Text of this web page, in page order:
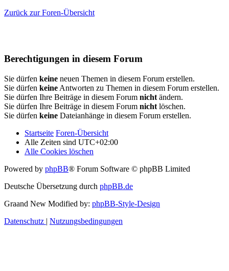
Zurück zur Foren-Übersicht
Berechtigungen in diesem Forum
Sie dürfen keine neuen Themen in diesem Forum erstellen.
Sie dürfen keine Antworten zu Themen in diesem Forum erstellen.
Sie dürfen Ihre Beiträge in diesem Forum nicht ändern.
Sie dürfen Ihre Beiträge in diesem Forum nicht löschen.
Sie dürfen keine Dateianhänge in diesem Forum erstellen.
Startseite Foren-Übersicht
Alle Zeiten sind UTC+02:00
Alle Cookies löschen
Powered by phpBB® Forum Software © phpBB Limited
Deutsche Übersetzung durch phpBB.de
Graand New Modified by: phpBB-Style-Design
Datenschutz | Nutzungsbedingungen